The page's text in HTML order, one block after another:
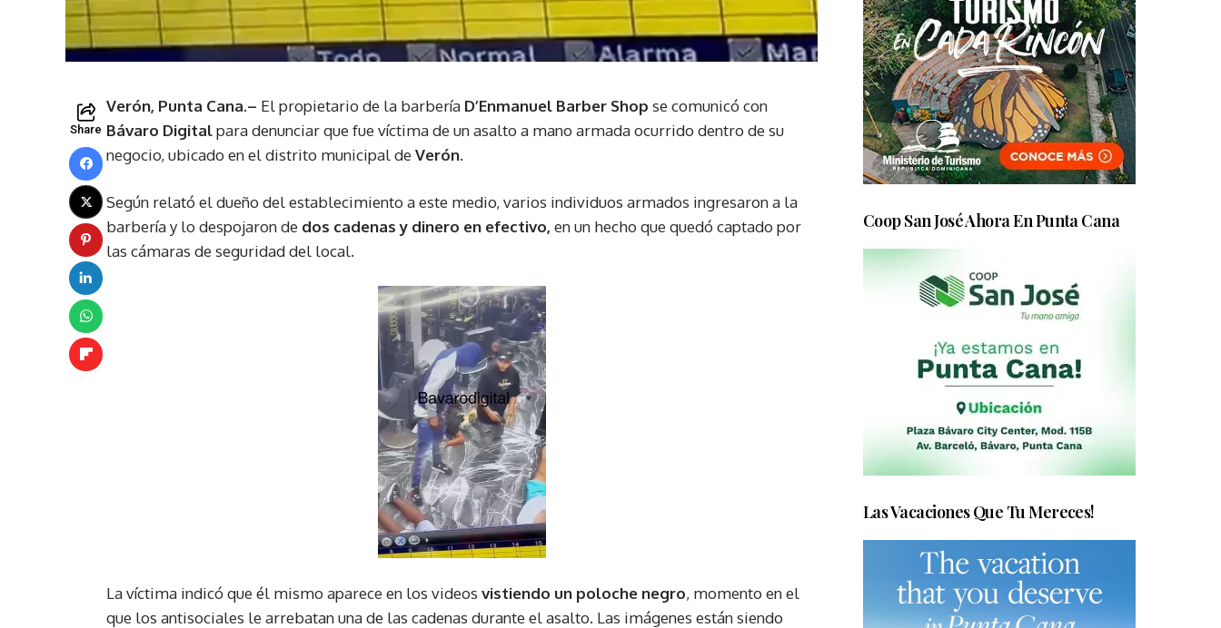
Share
Verón, Punta Cana.– El propietario de la barbería D’Enmanuel Barber Shop se comunicó con
Bávaro Digitalpara denunciar que fue víctima de un asalto a mano armada ocurrido dentro de su
negocio, ubicado en el distrito municipal de Verón.
Según relató el dueño del establecimiento a este medio, varios individuos armados ingresaron a la
barbería y lo despojaron de dos cadenas y dinero en efectivo, en un hecho que quedó captado por
las cámaras de seguridad del local.
La víctima indicó que él mismo aparece en los videos vistiendo un poloche negro, momento en el
que los antisociales le arrebatan una de las cadenas durante el asalto. Las imágenes están siendo
Coop San José Ahora En Punta Cana
Las Vacaciones Que Tu Mereces!